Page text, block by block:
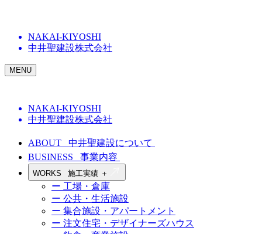
NAKAI-KIYOSHI
中井聖建設株式会社
MENU
NAKAI-KIYOSHI
中井聖建設株式会社
ABOUT 中井聖建設について
BUSINESS 事業内容
WORKS 施工実績 ＋
ー 工場・倉庫
ー 公共・生活施設
ー 集合施設・アパートメント
ー 注文住宅・デザイナーズハウス